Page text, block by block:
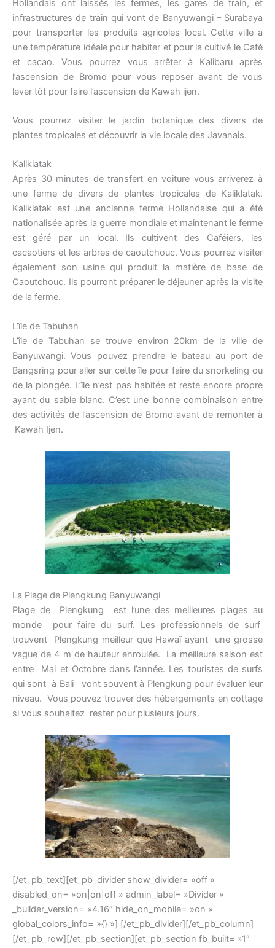
Hollandais ont laissés les fermes, les gares de train, et
infrastructures de train qui vont de Banyuwangi – Surabaya
pour transporter les produits agricoles local. Cette ville a
une température idéale pour habiter et pour la cultivé le Café
et cacao. Vous pourrez vous arrêter à Kalibaru après
l’ascension de Bromo pour vous reposer avant de vous
lever tôt pour faire l’ascension de Kawah ijen.
Vous pourrez visiter le jardin botanique des divers de
plantes tropicales et découvrir la vie locale des Javanais.
Kaliklatak
Après 30 minutes de transfert en voiture vous arriverez à
une ferme de divers de plantes tropicales de Kaliklatak.
Kaliklatak est une ancienne ferme Hollandaise qui a été
nationalisée après la guerre mondiale et maintenant le ferme
est géré par un local. Ils cultivent des Caféiers, les
cacaotiers et les arbres de caoutchouc. Vous pourrez visiter
également son usine qui produit la matière de base de
Caoutchouc. Ils pourront préparer le déjeuner après la visite
de la ferme.
L’île de Tabuhan
L’île de Tabuhan se trouve environ 20km de la ville de
Banyuwangi. Vous pouvez prendre le bateau au port de
Bangsring pour aller sur cette île pour faire du snorkeling ou
de la plongée. L’île n’est pas habitée et reste encore propre
ayant du sable blanc. C’est une bonne combinaison entre
des activités de l’ascension de Bromo avant de remonter à
Kawah Ijen.
La Plage de Plengkung Banyuwangi
Plage de Plengkung est l’une des meilleures plages au
monde pour faire du surf. Les professionnels de surf
trouvent Plengkung meilleur que Hawaï ayant une grosse
vague de 4 m de hauteur enroulée. La meilleure saison est
entre Mai et Octobre dans l’année. Les touristes de surfs
qui sont à Bali vont souvent à Plengkung pour évaluer leur
niveau. Vous pouvez trouver des hébergements en cottage
si vous souhaitez rester pour plusieurs jours.
[/et_pb_text][et_pb_divider show_divider= »off »
disabled_on= »on|on|off » admin_label= »Divider »
_builder_version= »4.16″ hide_on_mobile= »on »
global_colors_info= »{} »] [/et_pb_divider][/et_pb_column]
[/et_pb_row][/et_pb_section][et_pb_section fb_built= »1″